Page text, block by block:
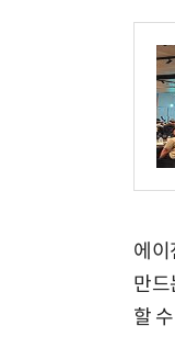
에이
만드
할